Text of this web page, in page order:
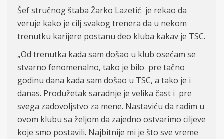
Šef stručnog štaba Žarko Lazetić je rekao da
veruje kako je cilj svakog trenera da u nekom
trenutku karijere postanu deo kluba kakav je TSC.
„Od trenutka kada sam došao u klub osećam se
stvarno fenomenalno, tako je bilo pre tačno
godinu dana kada sam došao u TSC, a tako je i
danas. Produžetak saradnje je velika čast i pre
svega zadovoljstvo za mene. Nastaviću da radim u
ovom klubu sa željom da zajedno ostvarimo ciljeve
koje smo postavili. Najbitnije mi je što sve vreme